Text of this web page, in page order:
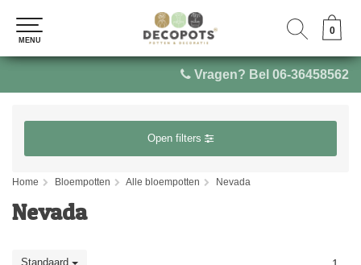
Vragen? Bel 06-36458562
0
MENU
0
MENU
Open filters
Home Bloempotten Alle bloempotten Nevada
Nevada
Standaard